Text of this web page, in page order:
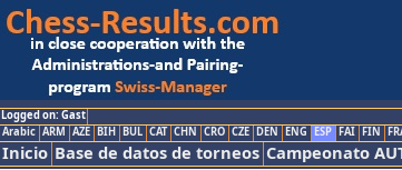
Logged on: Gast
Arabic ARM AZE BIH BUL CAT CHN CRO CZE DEN ENG ESP FAI FIN
Inicio Base de datos de torneos Campeonato